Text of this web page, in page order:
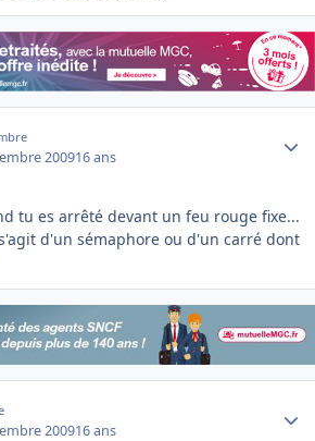
200916 ans
tu es arrêté devant un feu rouge fixe...
d'un sémaphore ou d'un carré dont
200916 ans